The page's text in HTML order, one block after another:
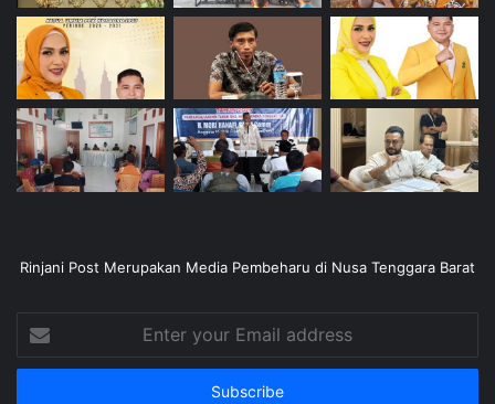
Rinjani Post Merupakan Media Pembeharu di Nusa Tenggara Barat
your
Email